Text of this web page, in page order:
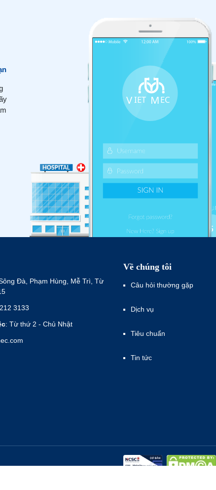
Đà, Phạm Hùng, Mễ Trì, Từ
3133
: Từ thứ 2 - Chủ Nhật
Về chúng tôi
Câu hỏi thường gặp
Dịch vụ
Tiêu chuẩn
Tin tức